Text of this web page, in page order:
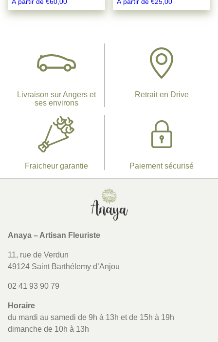
À partir de €60,00
sur
la
À partir de €25,00
sur
la
Livraison sur Angers et
ses environs
Retrait en Drive
Fraicheur garantie Paiement sécurisé
Lien vers la page d'accueil
Anaya – Artisan Fleuriste
11, rue de Verdun
49124 Saint Barthélemy d’Anjou
02 41 93 90 79
Horaire
du mardi au samedi de 9h à 13h et de 15h à 19h
dimanche de 10h à 13h